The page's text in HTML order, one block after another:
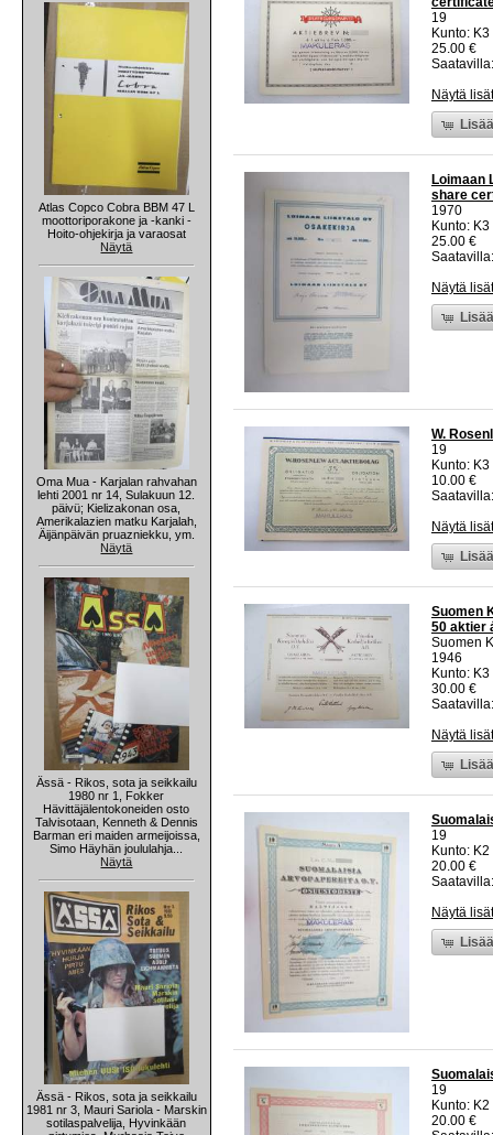
Atlas Copco Cobra BBM 47 L
moottoriporakone ja -kanki -
Hoito-ohjekirja ja varaosat
Näytä
Oma Mua - Karjalan rahvahan
lehti 2001 nr 14, Sulakuun 12.
päivü; Kielizakonan osa,
Amerikalazien matku Karjalah,
Äijänpäivän pruazniekku, ym.
Näytä
Ässä - Rikos, sota ja seikkailu
1980 nr 1, Fokker
Hävittäjälentokoneiden osto
Talvisotaan, Kenneth & Dennis
Barman eri maiden armeijoissa,
Simo Häyhän joululahja...
Näytä
Ässä - Rikos, sota ja seikkailu
1981 nr 3, Mauri Sariola - Marskin
sotilaspalvelija, Hyvinkään
19
Kunto:
25.00 €
Näytä
Loimaan
share
1970
Kunto:
25.00 €
Näytä
W.
19
Kunto:
10.00 €
Näytä
Suomen
50 aktier
Suomen
1946
Kunto:
30.00 €
Näytä
19
Kunto:
20.00 €
Näytä
19
Kunto:
20.00 €